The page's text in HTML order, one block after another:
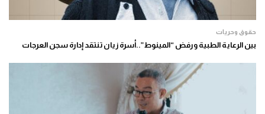
حقوق وحريات
بين الرعاية الطبية ورفض “المينوط”..أسرة زيان تنتقد إدارة سجن العرجات